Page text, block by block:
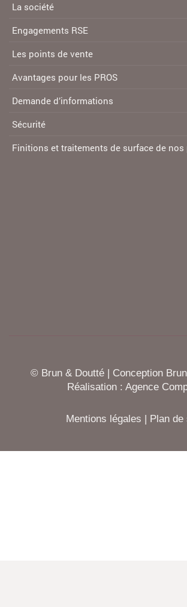
La société
Engagements RSE
Les points de vente
Avantages pour les PROS
Demande d’informations
Sécurité
Finitions et traitements de surface de
© Brun & Doutté | Conception
Réalisation : Agence
Mentions légales | Plan de